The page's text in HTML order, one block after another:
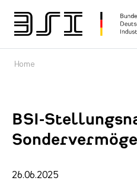
Home
BSI-
26.06.2025